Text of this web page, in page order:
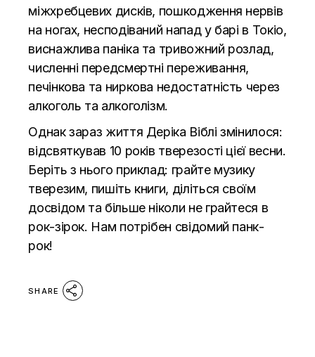
міжхребцевих дисків, пошкодження нервів
на ногах, несподіваний напад у барі в Токіо,
виснажлива паніка та тривожний розлад,
численні передсмертні переживання,
печінкова та ниркова недостатність через
алкоголь та алкоголізм.
Однак зараз життя Деріка Віблі змінилося:
відсвяткував 10 років тверезості цієї весни.
Беріть з нього приклад: грайте музику
тверезим, пишіть книги, діліться своїм
досвідом та більше ніколи не грайтеся в
рок-зірок. Нам потрібен свідомий панк-
рок!
SHARE